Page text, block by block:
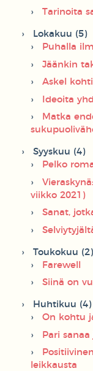
Tarinoita
Lokakuu (5)
Puhalla
Jäänkin
Askel
Ideoita
Matka
Syyskuu (4)
Pelko
viikko 2021)
Sanat,
Toukokuu (2)
Farewell
Siinä on
Huhtikuu (4)
On kohtu
Pari
leikkausta